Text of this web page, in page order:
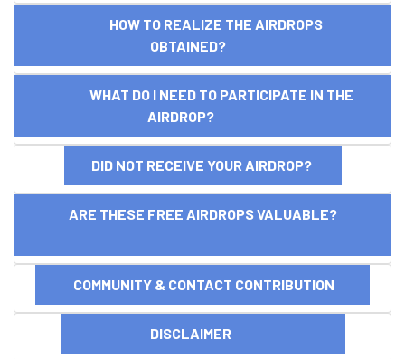
HOW TO REALIZE THE AIRDROPS
OBTAINED?
WHAT DO I NEED TO PARTICIPATE IN THE
AIRDROP?
DID NOT RECEIVE YOUR AIRDROP?
ARE THESE FREE AIRDROPS VALUABLE?
COMMUNITY & CONTACT CONTRIBUTION
DISCLAIMER